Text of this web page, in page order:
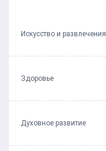
Искусство и развлечения
Здоровье
Духовное развитие